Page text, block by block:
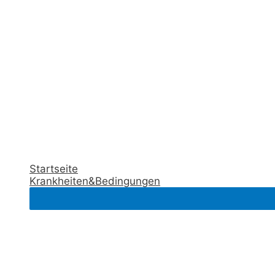
Startseite
Krankheiten&Bedingungen